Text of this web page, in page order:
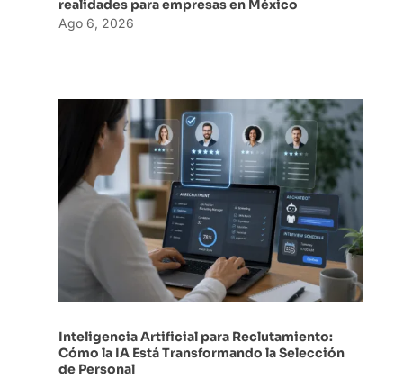
realidades para empresas en México
Ago 6, 2026
Inteligencia Artificial para Reclutamiento:
Cómo la IA Está Transformando la Selección
de Personal